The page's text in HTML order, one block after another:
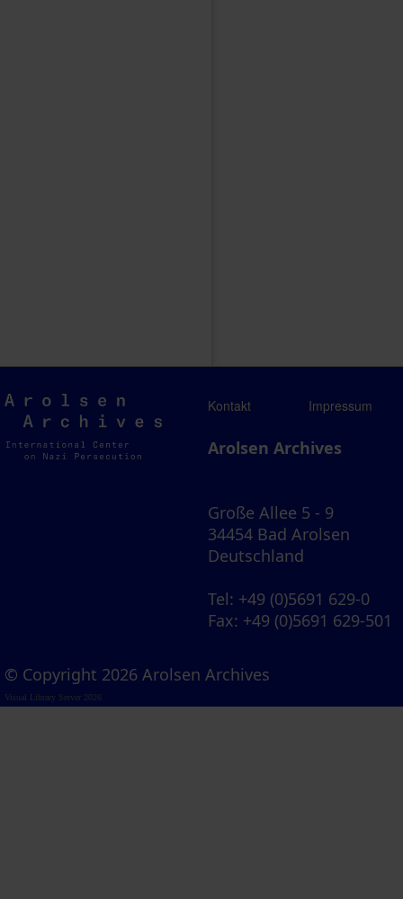
Arolsen
Archives
Kontakt Impressum
Arolsen Archives
Große Allee 5 - 9
34454 Bad Arolsen
Deutschland
Tel: +49 (0)5691 629-0
Fax: +49 (0)5691 629-501
© Copyright 2026 Arolsen Archives
Visual Library Server 2026